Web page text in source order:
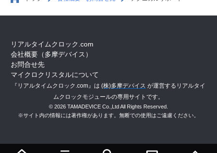
リアルタイムクロック.com
会社概要（多摩デバイス）
お問合せ先
マイクロクリスタルについて
『リアルタイムクロック.com』は (株)多摩デバイス が運営するリアルタイ
ムクロックモジュールの専用サイトです。
© 2026 TAMADEVICE Co.,Ltd All Rights Reserved.
※サイト内の情報には著作権があります。無断での使用はご遠慮ください。